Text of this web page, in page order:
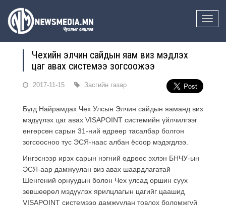
Toggle
Чехийн элчин сайдын яам виз мэдүүлэх
цаг авах системээ зогсоожээ
2017-11-15 Засгийн газар
Бүгд Найрамдах Чех Улсын Элчин сайдын яаманд виз
мэдүүлэх цаг авах VISAPOINT системийн үйлчилгээг
өнгөрсөн сарын 31-ний өдрөөр тасалбар болгон
зогсоосноо тус ЭСЯ-наас албан ёсоор мэдэгдлээ.
Ингэснээр ирэх сарын нэгний өдрөөс эхлэн БНЧУ-ын
ЭСЯ-аар дамжуулан виз авах шаардлагатай
Шенгений орнуудын болон Чех улсад оршин суух
зөвшөөрөл мэдүүлэх ярилцлагын цагийг цаашид
VISAPOINT системээр дамжуулан товлох боломжгүй